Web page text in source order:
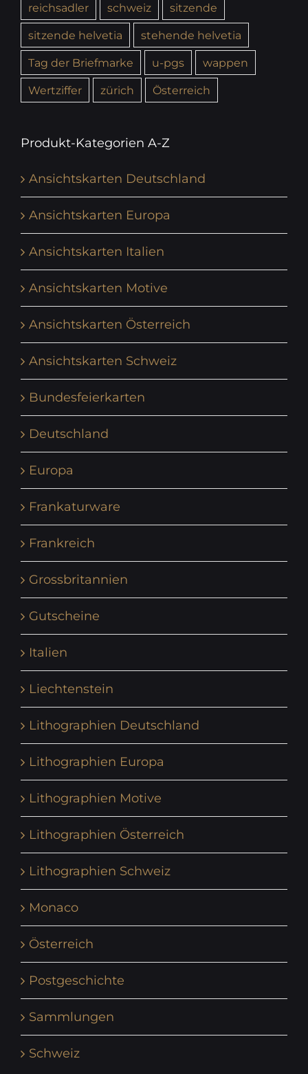
reichsadler schweiz
sitzende
sitzende helvetia
stehende helvetia
Tag der Briefmarke
u-pgs
wappen
Wertziffer
zürich Österreich
Produkt-Kategorien A-Z
Ansichtskarten Deutschland
Ansichtskarten Europa
Ansichtskarten Italien
Ansichtskarten Motive
Ansichtskarten Österreich
Ansichtskarten Schweiz
Bundesfeierkarten
Deutschland
Europa
Frankaturware
Frankreich
Grossbritannien
Gutscheine
Italien
Liechtenstein
Lithographien Deutschland
Lithographien Europa
Lithographien Motive
Lithographien Österreich
Lithographien Schweiz
Monaco
Österreich
Postgeschichte
Sammlungen
Schweiz